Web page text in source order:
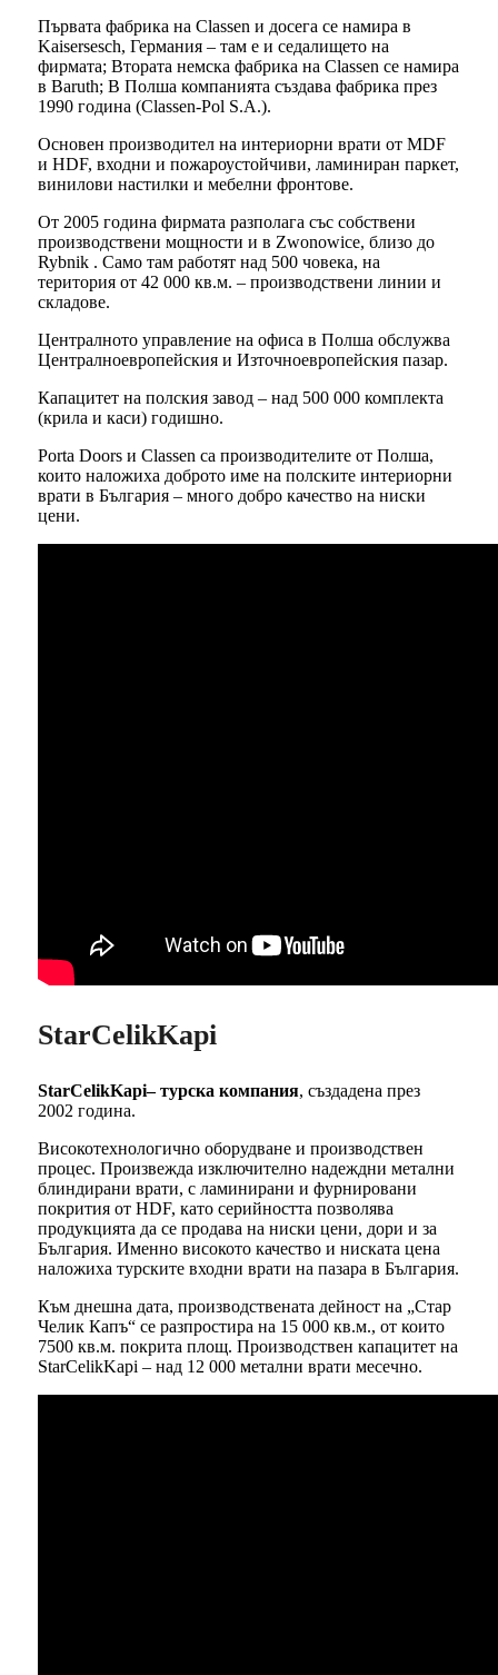
Първата фабрика на Classen и досега се намира в
Kaisersesch, Германия – там е и седалището на
фирмата; Втората немска фабрика на Classen се намира
в Baruth; В Полша компанията създава фабрика през
1990 година (Classen-Pol S.A.).
Основен производител на интериорни врати от MDF
и HDF, входни и пожароустойчиви, ламиниран паркет,
винилови настилки и мебелни фронтове.
От 2005 година фирмата разполага със собствени
производствени мощности и в Zwonowice, близо до
Rybnik . Само там работят над 500 човека, на
територия от 42 000 кв.м. – производствени линии и
складове.
Централното управление на офиса в Полша обслужва
Централноевропейския и Източноевропейския пазар.
Капацитет на полския завод – над 500 000 комплекта
(крила и каси) годишно.
Porta Doors и Classen са производителите от Полша,
които наложиха доброто име на полските интериорни
врати в България – много добро качество на ниски
цени.
StarCelikKapi
StarCelikKapi– турска компания, създадена през
2002 година.
Високотехнологично оборудване и производствен
процес. Произвежда изключително надеждни метални
блиндирани врати, с ламинирани и фурнировани
покрития от HDF, като серийността позволява
продукцията да се продава на ниски цени, дори и за
България. Именно високото качество и ниската цена
наложиха турските входни врати на пазара в България.
Към днешна дата, производствената дейност на „Стар
Челик Капъ“ се разпростира на 15 000 кв.м., от които
7500 кв.м. покрита площ. Производствен капацитет на
StarCelikKapi – над 12 000 метални врати месечно.